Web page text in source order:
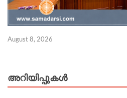
August 8, 2026
അറിയിപ്പുകള്‍